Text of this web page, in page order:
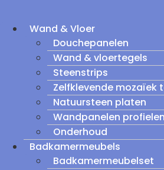
Wand & Vloer
Douchepanelen
Wand & vloertegels
Steenstrips
Zelfklevende mozaïek
Natuursteen platen
Wandpanelen profielen
Onderhoud
Badkamermeubels
Badkamermeubelset